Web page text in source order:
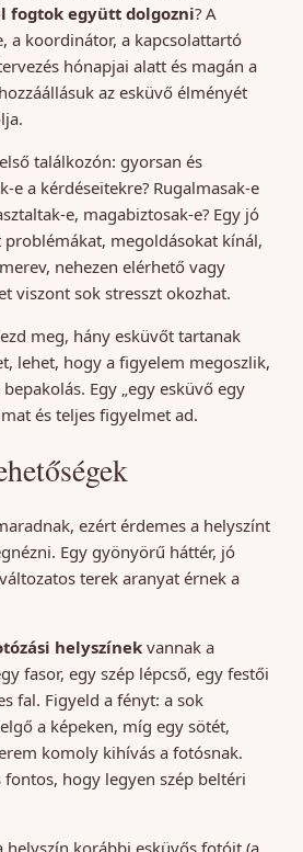
fogtok együtt dolgozni? A
a koordinátor, a kapcsolattartó
hónapjai alatt és magán a
az esküvő élményét
találkozón: gyorsan és
e a kérdéseitekre? Rugalmasak-e
e, magabiztosak-e? Egy jó
megoldásokat kínál,
nehezen elérhető vagy
viszont sok stresszt okozhat.
meg, hány esküvőt tartanak
lehet, hogy a figyelem megoszlik,
Egy „egy esküvő egy
és teljes figyelmet ad.
ezért érdemes a helyszínt
Egy gyönyörű háttér, jó
terek aranyat érnek a
helyszínek vannak a
fasor, egy szép lépcső, egy festői
fal. Figyeld a fényt: a sok
a képeken, míg egy sötét,
komoly kihívás a fotósnak.
fontos, hogy legyen szép beltéri